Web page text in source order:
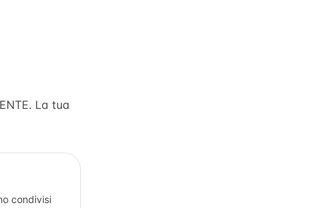
. La tua
condivisi